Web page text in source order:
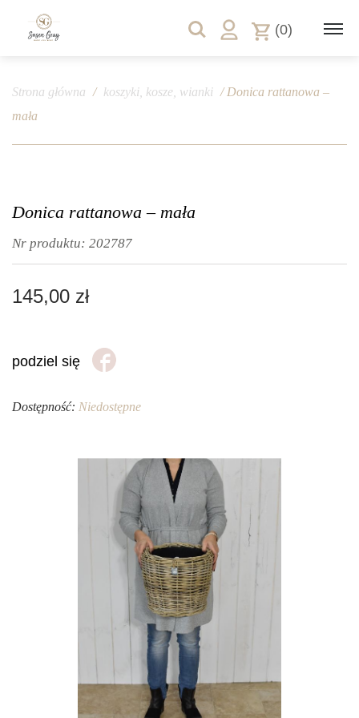
(0)
Strona główna / koszyki, kosze, wianki / Donica rattanowa –
mała
Donica rattanowa – mała
Nr produktu: 202787
145,00 zł
podziel się
Dostępność: Niedostępne